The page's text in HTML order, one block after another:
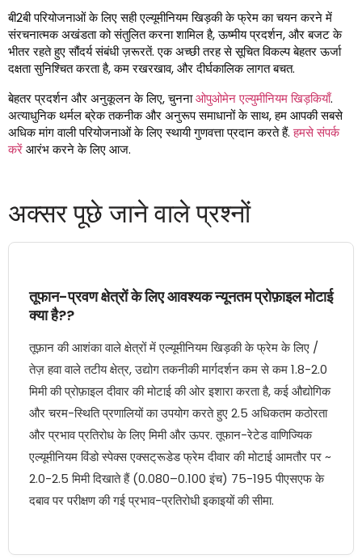
बी2बी परियोजनाओं के लिए सही एल्यूमीनियम खिड़की के फ्रेम का चयन करने में
संरचनात्मक अखंडता को संतुलित करना शामिल है, ऊष्मीय प्रदर्शन, और बजट के
भीतर रहते हुए सौंदर्य संबंधी ज़रूरतें. एक अच्छी तरह से सूचित विकल्प बेहतर ऊर्जा
दक्षता सुनिश्चित करता है, कम रखरखाव, और दीर्घकालिक लागत बचत.
बेहतर प्रदर्शन और अनुकूलन के लिए, चुननाओपुओमेन एल्युमीनियम खिड़कियाँ.
अत्याधुनिक थर्मल ब्रेक तकनीक और अनुरूप समाधानों के साथ, हम आपकी सबसे
अधिक मांग वाली परियोजनाओं के लिए स्थायी गुणवत्ता प्रदान करते हैं.हमसे संपर्क
करेंआरंभ करने के लिए आज.
अक्सर पूछे जाने वाले प्रश्नों
तूफान-प्रवण क्षेत्रों के लिए आवश्यक न्यूनतम प्रोफ़ाइल मोटाई
क्या है??
तूफ़ान की आशंका वाले क्षेत्रों में एल्यूमीनियम खिड़की के फ्रेम के लिए /
तेज़ हवा वाले तटीय क्षेत्र, उद्योग तकनीकी मार्गदर्शन कम से कम 1.8-2.0
मिमी की प्रोफ़ाइल दीवार की मोटाई की ओर इशारा करता है, कई औद्योगिक
और चरम-स्थिति प्रणालियों का उपयोग करते हुए 2.5 अधिकतम कठोरता
और प्रभाव प्रतिरोध के लिए मिमी और ऊपर. तूफान-रेटेड वाणिज्यिक
एल्यूमीनियम विंडो स्पेक्स एक्सट्रूडेड फ्रेम दीवार की मोटाई आमतौर पर ~
2.0-2.5 मिमी दिखाते हैं (0.080–0.100 इंच) 75-195 पीएसएफ के
दबाव पर परीक्षण की गई प्रभाव-प्रतिरोधी इकाइयों की सीमा.